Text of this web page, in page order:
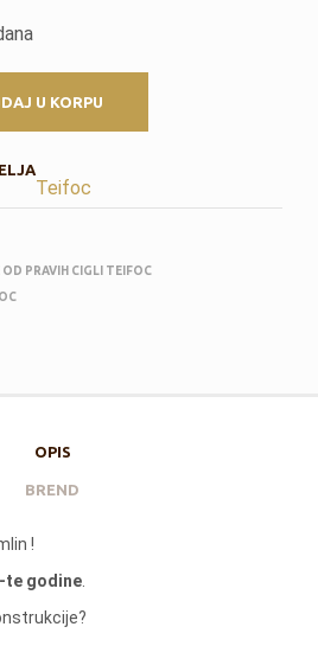
U KORPU
Teifoc
OD PRAVIH CIGLI TEIFOC
OPIS
BREND
!
te godine.